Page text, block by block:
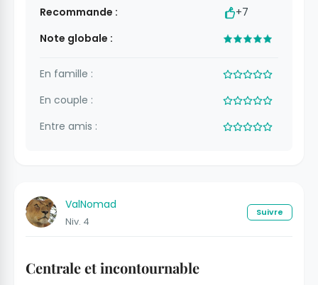
Recommande :
+7
Note globale :
En famille :
En couple :
Entre amis :
ValNomad
Niv. 4
Suivre
Centrale et incontournable